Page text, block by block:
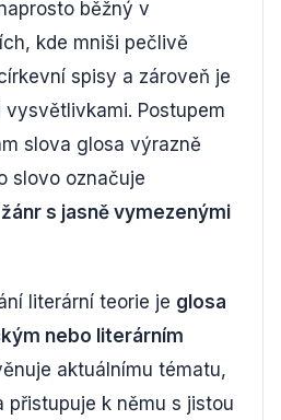
běžný v
kde mniši pečlivě
spisy a zároveň je
Postupem
slova glosa výrazně
slovo označuje
s jasně vymezenými
literární teorie je glosa
nebo literárním
aktuálnímu tématu,
přistupuje k němu s jistou